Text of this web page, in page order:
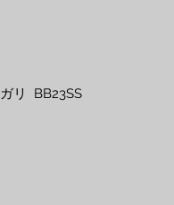
リ  BB23SS